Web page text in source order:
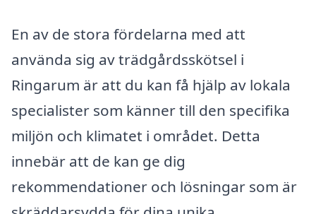
En av de stora fördelarna med att
använda sig av trädgårdsskötsel i
Ringarum är att du kan få hjälp av lokala
specialister som känner till den specifika
miljön och klimatet i området. Detta
innebär att de kan ge dig
rekommendationer och lösningar som är